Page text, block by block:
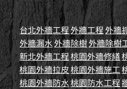
台北外牆工程外牆工程外牆
外牆漏水外牆除樹外牆除樹
新北外牆工程 桃園外牆修繕
桃園外牆拉皮桃園外牆施工
桃園外牆防水桃園防水工程